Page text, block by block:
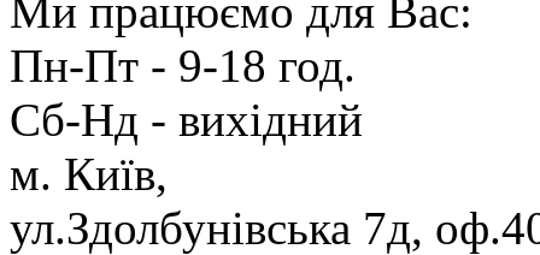
Ми працюємо для Вас:
Пн-Пт - 9-18 год.
Cб-Нд - вихідний
м. Київ,
ул.Здолбунівська 7д,